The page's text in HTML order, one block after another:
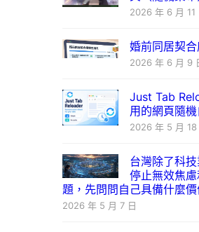
2026 年 6 月 11
婚前同居契
2026 年 6 月 9
Just Tab
用的網頁隨
2026 年 5 月 18
台灣除了科
停止無效焦
題，先問問自己具備什麼價
2026 年 5 月 7 日